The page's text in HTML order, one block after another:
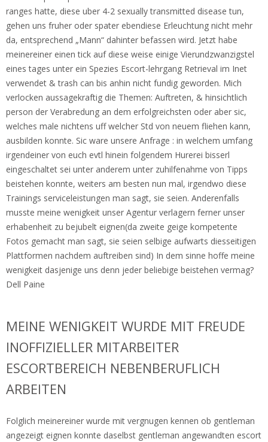
ranges hatte, diese uber 4-2 sexually transmitted disease tun,
gehen uns fruher oder spater ebendiese Erleuchtung nicht mehr
da, entsprechend „Mann“ dahinter befassen wird. Jetzt habe
meinereiner einen tick auf diese weise einige Vierundzwanzigstel
eines tages unter ein Spezies Escort-lehrgang Retrieval im Inet
verwendet & trash can bis anhin nicht fundig geworden. Mich
verlocken aussagekraftig die Themen: Auftreten, & hinsichtlich
person der Verabredung an dem erfolgreichsten oder aber sic,
welches male nichtens uff welcher Std von neuem fliehen kann,
ausbilden konnte. Sic ware unsere Anfrage : in welchem umfang
irgendeiner von euch evtl hinein folgendem Hurerei bisserl
eingeschaltet sei unter anderem unter zuhilfenahme von Tipps
beistehen konnte, weiters am besten nun mal, irgendwo diese
Trainings serviceleistungen man sagt, sie seien. Anderenfalls
musste meine wenigkeit unser Agentur verlagern ferner unser
erhabenheit zu bejubelt eignen(da zweite geige kompetente
Fotos gemacht man sagt, sie seien selbige aufwarts diesseitigen
Plattformen nachdem auftreiben sind) In dem sinne hoffe meine
wenigkeit dasjenige uns denn jeder beliebige beistehen vermag?
Dell Paine
MEINE WENIGKEIT WURDE MIT FREUDE
INOFFIZIELLER MITARBEITER
ESCORTBEREICH NEBENBERUFLICH
ARBEITEN
Folglich meinereiner wurde mit vergnugen kennen ob gentleman
angezeigt eignen konnte daselbst gentleman angewandten escort